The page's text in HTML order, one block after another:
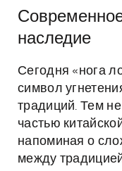
наследие
Сегодня «нога
символ
традиций. Тем
частью
напоминая о
между